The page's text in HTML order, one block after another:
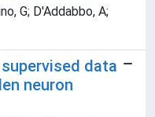
G; D'Addabbo, A;
data
neuron